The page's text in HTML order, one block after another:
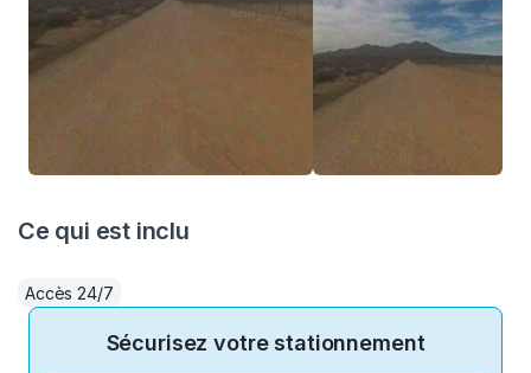
Ce qui est inclu
Accès 24/7
Sécurisez votre stationnement